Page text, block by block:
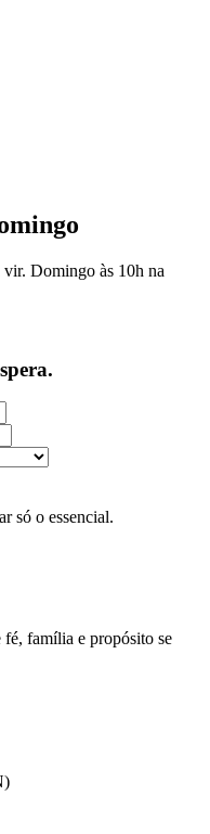
Domingo às 10h na
só o essencial.
família e propósito se